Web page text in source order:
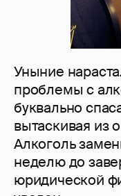
Уныние
проблемы с
буквально
вытаскивая из
Алкоголь
неделю до
юридической